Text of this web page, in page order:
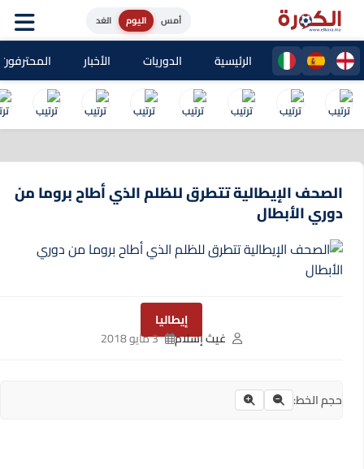
اليوم الغد
الرئيسية الدوريات الأخبار المحترفون
الصحف الإيطالية تتطرق للظلم الذي أطاح بروما من
دوري الأبطال
إيطاليا
غيث إسلام
3 مايو 2018
حجم الخط: